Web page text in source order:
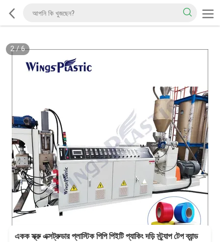
2/6
একক স্ক্রু এক্সট্রুডার প্লাস্টিক পিপি পিইটি প্যাকিং দড়ি স্ট্র্যাপ টেপ ব্যান্ড